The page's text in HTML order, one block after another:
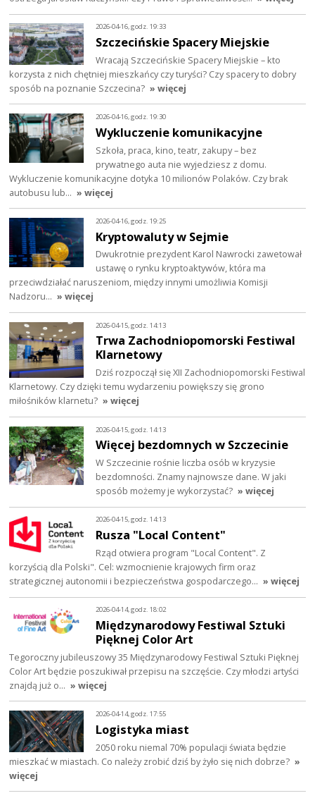
2026-04-16, godz. 19:33
Szczecińskie Spacery Miejskie
Wracają Szczecińskie Spacery Miejskie – kto
korzysta z nich chętniej mieszkańcy czy turyści? Czy spacery to dobry
sposób na poznanie Szczecina? » więcej
2026-04-16, godz. 19:30
Wykluczenie komunikacyjne
Szkoła, praca, kino, teatr, zakupy – bez
prywatnego auta nie wyjedziesz z domu.
Wykluczenie komunikacyjne dotyka 10 milionów Polaków. Czy brak
autobusu lub… » więcej
2026-04-16, godz. 19:25
Kryptowaluty w Sejmie
Dwukrotnie prezydent Karol Nawrocki zawetował
ustawę o rynku kryptoaktywów, która ma
przeciwdziałać naruszeniom, między innymi umożliwia Komisji
Nadzoru… » więcej
2026-04-15, godz. 14:13
Trwa Zachodniopomorski Festiwal
Klarnetowy
Dziś rozpoczął się XII Zachodniopomorski Festiwal
Klarnetowy. Czy dzięki temu wydarzeniu powiększy się grono
miłośników klarnetu? » więcej
2026-04-15, godz. 14:13
Więcej bezdomnych w Szczecinie
W Szczecinie rośnie liczba osób w kryzysie
bezdomności. Znamy najnowsze dane. W jaki
sposób możemy je wykorzystać? » więcej
2026-04-15, godz. 14:13
Rusza "Local Content"
Rząd otwiera program "Local Content". Z
korzyścią dla Polski". Cel: wzmocnienie krajowych firm oraz
strategicznej autonomii i bezpieczeństwa gospodarczego… » więcej
2026-04-14, godz. 18:02
Międzynarodowy Festiwal Sztuki
Pięknej Color Art
Tegoroczny jubileuszowy 35 Międzynarodowy Festiwal Sztuki Pięknej
Color Art będzie poszukiwał przepisu na szczęście. Czy młodzi artyści
znajdą już o… » więcej
2026-04-14, godz. 17:55
Logistyka miast
2050 roku niemal 70% populacji świata będzie
mieszkać w miastach. Co należy zrobić dziś by żyło się nich dobrze? »
więcej